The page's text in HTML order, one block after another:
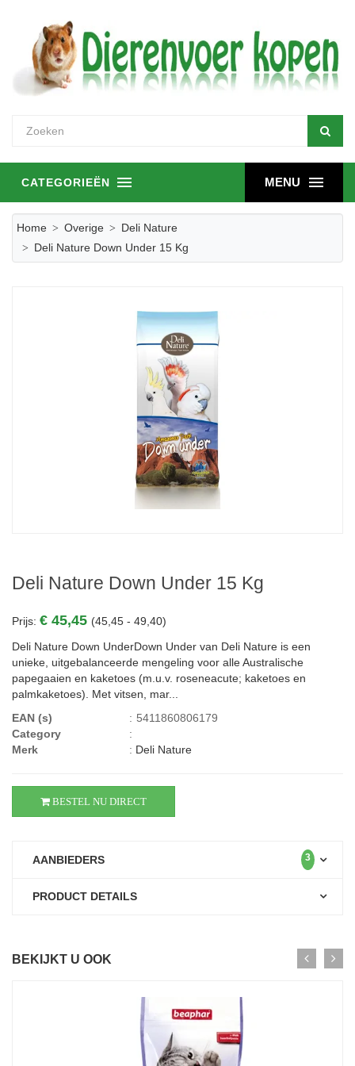
MENU
CATEGORIEËN
Home Overige
Deli Nature
Deli Nature Down Under 15 Kg
Deli Nature Down Under 15 Kg
Prijs: € 45,45 (45,45 - 49,40)
Deli Nature Down UnderDown Under van Deli Nature is een
unieke, uitgebalanceerde mengeling voor alle Australische
papegaaien en kaketoes (m.u.v. roseneacute; kaketoes en
palmkaketoes). Met vitsen, mar...
EAN (s)
: 5411860806179
Category
:
Merk
: Deli Nature
BESTEL NU DIRECT
AANBIEDERS 3
PRODUCT DETAILS
BEKIJKT U OOK